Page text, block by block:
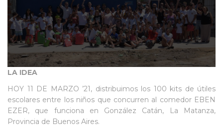
LA IDEA
HOY 11 DE MARZO ’21, distribuimos los 100 kits de útiles
escolares entre los niños que concurren al comedor EBEN
EZER, que funciona en González Catán, La Matanza,
Provincia de Buenos Aires.